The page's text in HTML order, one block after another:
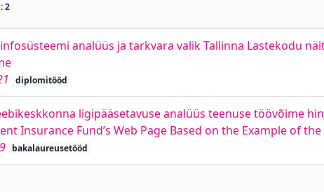
2
analüüs ja tarkvara valik Tallinna Lastekodu
diplomitööd
ligipääsetavuse analüüs teenuse töövõime
Insurance Fund’s Web Page Based on the Example of
bakalaureusetööd